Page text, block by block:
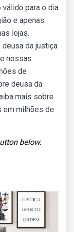
para o dia
e apenas
lojas.
da justiça
nossas
de
deusa da
mais sobre
milhões de
below.